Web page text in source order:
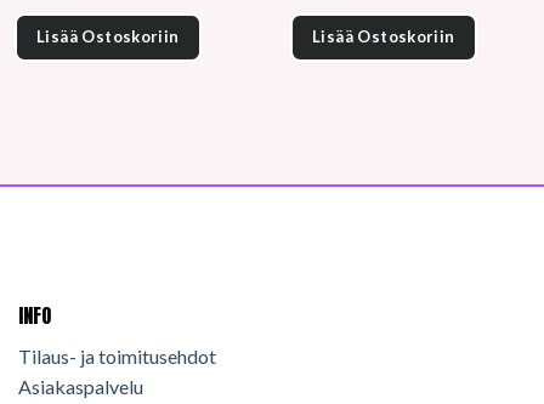
Lisää Ostoskoriin Lisää Ostoskoriin
INFO
Tilaus- ja toimitusehdot
Asiakaspalvelu